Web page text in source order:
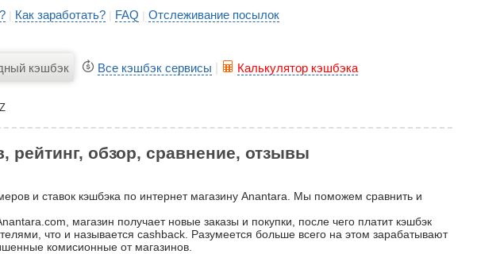
| Как заработать? | FAQ | Отслеживание посылок
Все кэшбэк сервисы Калькулятор кэшбэка
Z
обзор, сравнение, отзывы
и ставок кэшбэка по интернет магазину Anantara. Мы поможем сравнить и
магазин получает новые заказы и покупки, после чего платит кэшбэк
что и называется cashback. Разумеется больше всего на этом зарабатывают
комисионные от магазинов.